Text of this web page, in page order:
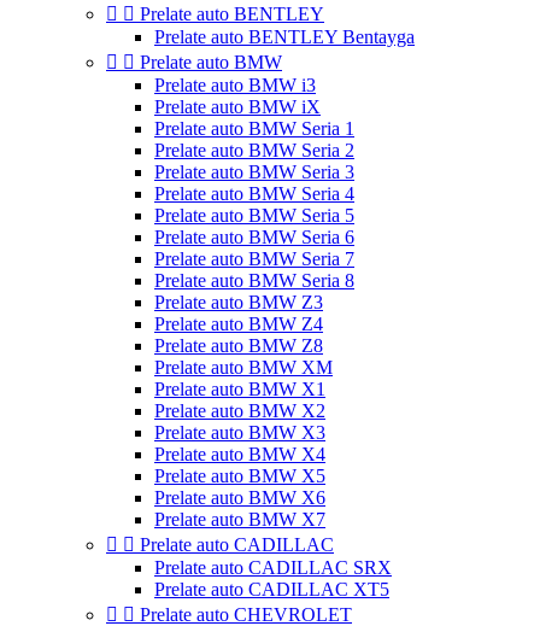
  Prelate auto BENTLEY
Prelate auto BENTLEY Bentayga
  Prelate auto BMW
Prelate auto BMW i3
Prelate auto BMW iX
Prelate auto BMW Seria 1
Prelate auto BMW Seria 2
Prelate auto BMW Seria 3
Prelate auto BMW Seria 4
Prelate auto BMW Seria 5
Prelate auto BMW Seria 6
Prelate auto BMW Seria 7
Prelate auto BMW Seria 8
Prelate auto BMW Z3
Prelate auto BMW Z4
Prelate auto BMW Z8
Prelate auto BMW XM
Prelate auto BMW X1
Prelate auto BMW X2
Prelate auto BMW X3
Prelate auto BMW X4
Prelate auto BMW X5
Prelate auto BMW X6
Prelate auto BMW X7
  Prelate auto CADILLAC
Prelate auto CADILLAC SRX
Prelate auto CADILLAC XT5
  Prelate auto CHEVROLET